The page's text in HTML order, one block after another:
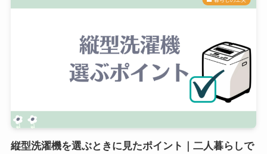
縦型洗濯機を選ぶときに見たポイント｜二人暮らしで